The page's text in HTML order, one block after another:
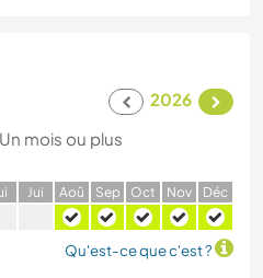
2026
Un mois ou plus
Jui Aoû Sep Oct Nov Déc
Qu'est-ce que c'est ?